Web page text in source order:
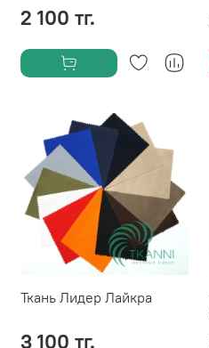
2 100 тг.
Ткань Лидер Лайкра
3 100 тг.